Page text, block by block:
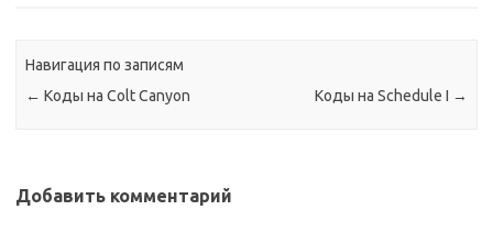
Навигация по записям
← Коды на Colt Canyon Коды на Schedule I →
Добавить комментарий